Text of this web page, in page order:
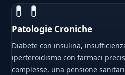
💊💊
Patologie Croniche
Diabete con insulina,
iperteroidismo con farmaci
complesse, una pensione